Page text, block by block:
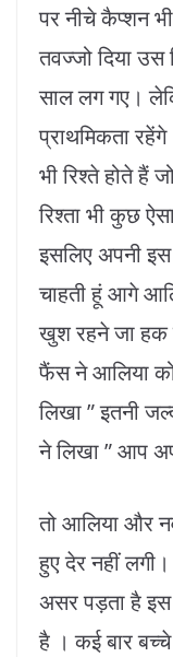
पर नीचे कैप्शन
तवज्जो दिया
साल लग गए।
प्राथमिकता
भी रिश्ते होते हैं
रिश्ता भी कुछ
इसलिए अपनी
चाहती हूं आगे
खुश रहने जा हक
फैंस ने आलिया
लिखा ” इतनी
ने लिखा ” आप
तो आलिया और
हुए देर नहीं
असर पड़ता है इस
है । कई बार